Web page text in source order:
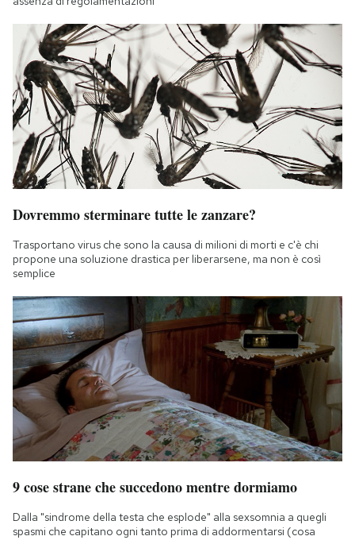
Dovremmo sterminare tutte le zanzare?
Trasportano virus che sono la causa di milioni di morti e c'è chi
propone una soluzione drastica per liberarsene, ma non è così
semplice
9 cose strane che succedono mentre dormiamo
Dalla "sindrome della testa che esplode" alla sexsomnia a quegli
spasmi che capitano ogni tanto prima di addormentarsi (cosa